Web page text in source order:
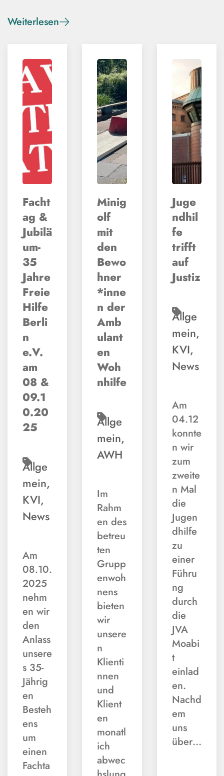
Weiterlesen
Facht
ag &
Jubilä
um-
35
Jahre
Freie
Hilfe
Berli
n
e.V.
am
08 &
09.1
0.20
25
Allge
mein,
KVI,
News
Am
08.10.
2025
nehm
en wir
den
Anlass
unsere
s 35-
Jährig
en
Besteh
ens
um
einen
Fachta
Minig
olf
mit
den
Bewo
hner
*inne
n der
Amb
ulant
en
Woh
nhilfe
Allge
mein,
AWH
Im
Rahm
en des
betreu
ten
Grupp
enwoh
nens
bieten
wir
unsere
n
Klienti
nnen
und
Klient
en
monatl
ich
abwec
Juge
ndhil
fe
trifft
auf
Justiz
Allge
mein,
KVI,
News
Am
04.12
konnte
n wir
zum
zweite
n Mal
die
Jugen
dhilfe
zu
einer
Führu
ng
durch
die
JVA
Moabi
t
einlad
en.
Nachd
em
uns
über…